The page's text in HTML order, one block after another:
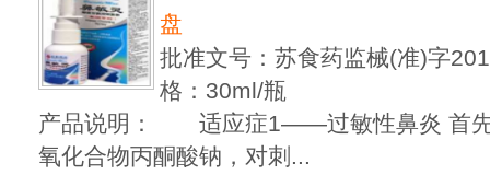
盘
批准文号：苏食药监械(准)字
格：30ml/瓶
产品说明： 适应症1——过敏性鼻炎 首先
氧化合物丙酮酸钠，对刺...